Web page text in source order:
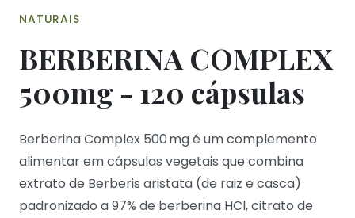
NATURAIS
BERBERINA COMPLEX
500mg - 120 cápsulas
Berberina Complex 500 mg é um complemento
alimentar em cápsulas vegetais que combina
extrato de Berberis aristata (de raiz e casca)
padronizado a 97% de berberina HCl, citrato de